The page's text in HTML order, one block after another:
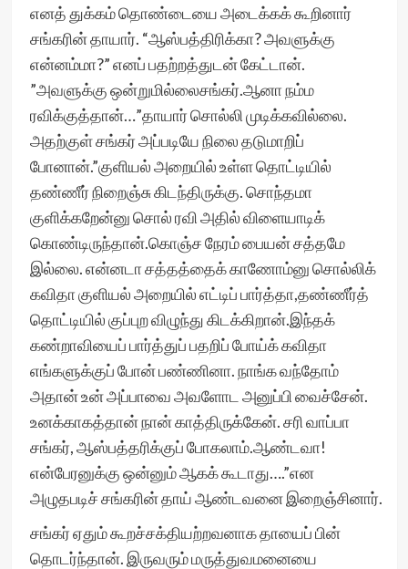
எனத் துக்கம் தொண்டையை அடைக்கக் கூறினார்
சங்கரின் தாயார். “ஆஸ்பத்திரிக்கா? அவளுக்கு
என்னம்மா?” எனப் பதற்றத்துடன் கேட்டான்.
”அவளுக்கு ஒன்றுமில்லைசங்கர்.ஆனா நம்ம
ரவிக்குத்தான்…”தாயார் சொல்லி முடிக்கவில்லை.
அதற்குள் சங்கர் அப்படியே நிலை தடுமாறிப்
போனான்.”குளியல் அறையில் உள்ள தொட்டியில்
தண்ணீர் நிறைஞ்சு கிடந்திருக்கு. சொந்தமா
குளிக்கறேன்னு சொல் ரவி அதில் விளையாடிக்
கொண்டிருந்தான்.கொஞ்ச நேரம் பையன் சத்தமே
இல்லை. என்னடா சத்தத்தைக் காணோம்னு சொல்லிக்
கவிதா குளியல் அறையில் எட்டிப் பார்த்தா,தண்ணீர்த்
தொட்டியில் குப்புற விழுந்து கிடக்கிறான்.இந்தக்
கண்றாவியைப் பார்த்துப் பதறிப் போய்க் கவிதா
எங்களுக்குப் போன் பண்ணினா. நாங்க வந்தோம்
அதான் உன் அப்பாவை அவளோட அனுப்பி வைச்சேன்.
உனக்காகத்தான் நான் காத்திருக்கேன். சரி வாப்பா
சங்கர், ஆஸ்பத்தரிக்குப் போகலாம்.ஆண்டவா!
என்பேரனுக்கு ஒன்னும் ஆகக் கூடாது….”என
அழுதபடிச் சங்கரின் தாய் ஆண்டவனை இறைஞ்சினார்.
சங்கர் ஏதும் கூறச்சக்தியற்றவனாக தாயைப் பின்
தொடர்ந்தான். இருவரும் மருத்துவமனையை